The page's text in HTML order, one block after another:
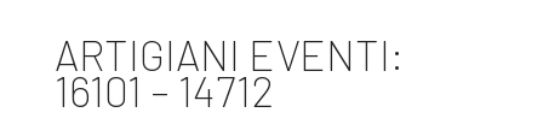
ARTIGIANI EVENTI:
16101 – 14712